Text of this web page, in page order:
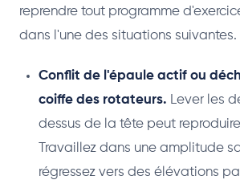
reprendre tout programme
dans l'une des situations suivantes.
Conflit de l'épaule actif ou
coiffe des rotateurs. Lever les
dessus de la tête peut
Travaillez dans une amplitude
régressez vers des élévations